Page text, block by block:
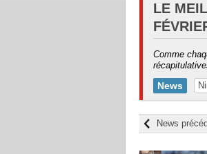
LE
Comme
News
News